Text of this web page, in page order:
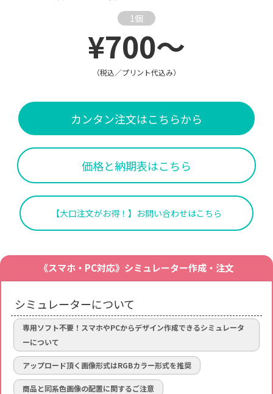
1個
¥700～
（税込／プリント代込み）
カンタン注文はこちらから
価格と納期表はこちら
【大口注文がお得！】お問い合わせはこちら
《スマホ・PC対応》シミュレーター作成・注文
シミュレーターについて
専用ソフト不要！スマホやPCからデザイン作成できるシミュレータ
ーについて
アップロード頂く画像形式はRGBカラー形式を推奨
商品と同系色画像の配置に関するご注意